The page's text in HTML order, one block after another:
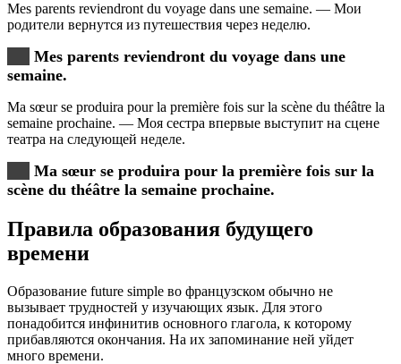
Mes parents reviendront du voyage dans une semaine. — Мои
родители вернутся из путешествия через неделю.
Mes parents reviendront du voyage dans une
semaine.
Ma sœur se produira pour la première fois sur la scène du théâtre la
semaine prochaine. — Моя сестра впервые выступит на сцене
театра на следующей неделе.
Ma sœur se produira pour la première fois sur la
scène du théâtre la semaine prochaine.
Правила образования будущего
времени
Образование future simple во французском обычно не
вызывает трудностей у изучающих язык. Для этого
понадобится инфинитив основного глагола, к которому
прибавляются окончания. На их запоминание ней уйдет
много времени.